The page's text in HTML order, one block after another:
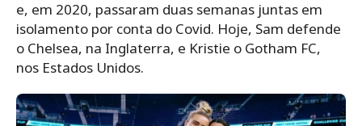
e, em 2020, passaram duas semanas juntas em
isolamento por conta do Covid. Hoje, Sam defende
o Chelsea, na Inglaterra, e Kristie o Gotham FC,
nos Estados Unidos.